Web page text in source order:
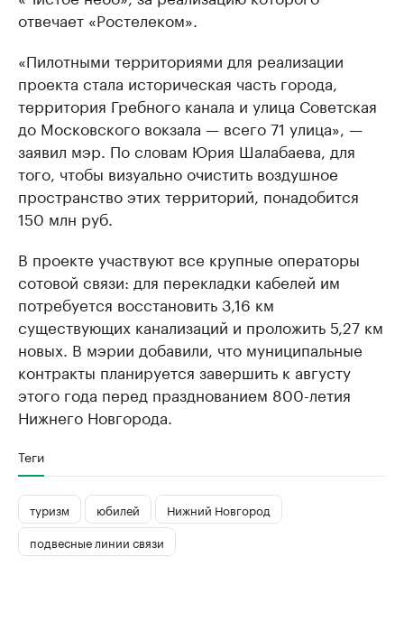
отвечает «Ростелеком».
«Пилотными территориями для реализации
проекта стала историческая часть города,
территория Гребного канала и улица Советская
до Московского вокзала — всего 71 улица», —
заявил мэр. По словам Юрия Шалабаева, для
того, чтобы визуально очистить воздушное
пространство этих территорий, понадобится
150 млн руб.
В проекте участвуют все крупные операторы
сотовой связи: для перекладки кабелей им
потребуется восстановить 3,16 км
существующих канализаций и проложить 5,27 км
новых. В мэрии добавили, что муниципальные
контракты планируется завершить к августу
этого года перед празднованием 800-летия
Нижнего Новгорода.
Теги
туризм юбилей
Нижний Новгород
подвесные линии связи